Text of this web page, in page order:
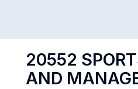
20552
AND